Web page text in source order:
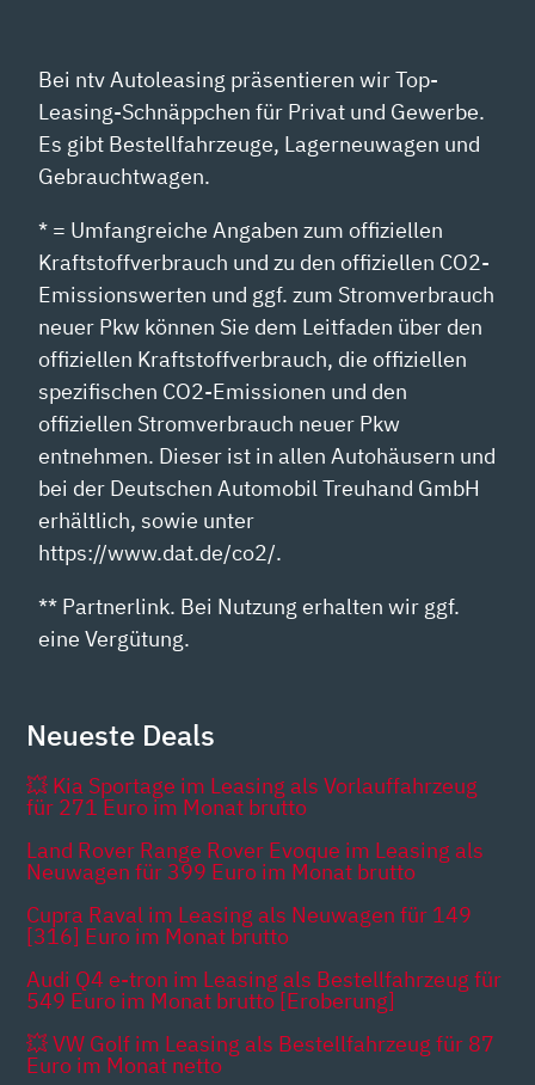
Bei ntv Autoleasing präsentieren wir Top-
Leasing-Schnäppchen für Privat und Gewerbe.
Es gibt Bestellfahrzeuge, Lagerneuwagen und
Gebrauchtwagen.
* = Umfangreiche Angaben zum offiziellen
Kraftstoffverbrauch und zu den offiziellen CO2-
Emissionswerten und ggf. zum Stromverbrauch
neuer Pkw können Sie dem Leitfaden über den
offiziellen Kraftstoffverbrauch, die offiziellen
spezifischen CO2-Emissionen und den
offiziellen Stromverbrauch neuer Pkw
entnehmen. Dieser ist in allen Autohäusern und
bei der Deutschen Automobil Treuhand GmbH
erhältlich, sowie unter
https://www.dat.de/co2/.
** Partnerlink. Bei Nutzung erhalten wir ggf.
eine Vergütung.
Neueste Deals
💥 Kia Sportage im Leasing als Vorlauffahrzeug
für 271 Euro im Monat brutto
Land Rover Range Rover Evoque im Leasing als
Neuwagen für 399 Euro im Monat brutto
Cupra Raval im Leasing als Neuwagen für 149
[316] Euro im Monat brutto
Audi Q4 e-tron im Leasing als Bestellfahrzeug für
549 Euro im Monat brutto [Eroberung]
💥 VW Golf im Leasing als Bestellfahrzeug für 87
Euro im Monat netto